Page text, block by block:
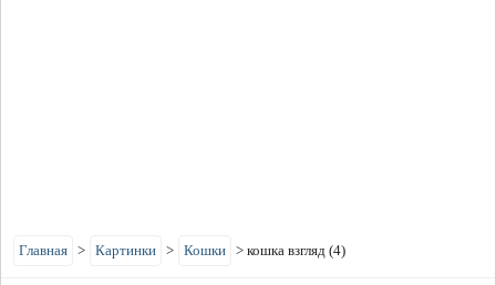
Главная > Картинки > Кошки > кошка взгляд (4)